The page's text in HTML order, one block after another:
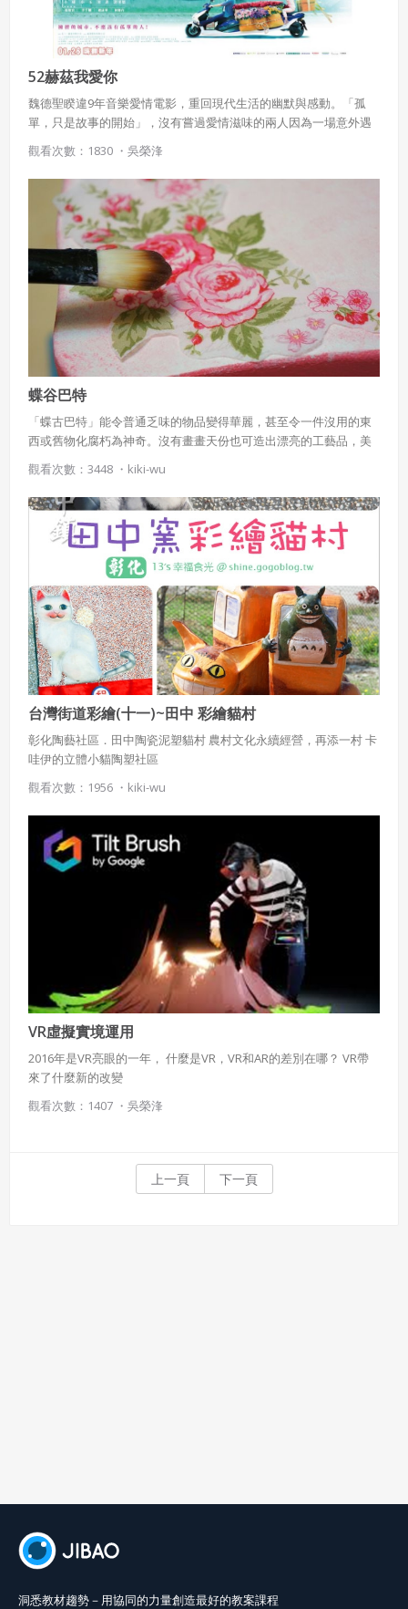
52赫茲我愛你
魏德聖睽違9年音樂愛情電影，重回現代生活的幽默與感動。「孤
單，只是故事的開始」，沒有嘗過愛情滋味的兩人因為一場意外遇
上了，這對攜手相伴十年的情侶，他們的愛情旋律卻似乎隨柴米油
鹽而逐漸消逝。
觀看次數：1830 ・ 吳榮浲
蝶谷巴特
「蝶古巴特」能令普通乏味的物品變得華麗，甚至令一件沒用的東
西或舊物化腐朽為神奇。沒有畫畫天份也可造出漂亮的工藝品，美
觀和實用集於一身，因此深受大眾歡迎。
觀看次數：3448 ・ kiki-wu
台灣街道彩繪(十一)~田中 彩繪貓村
彰化陶藝社區．田中陶瓷泥塑貓村 農村文化永續經營，再添一村 卡
哇伊的立體小貓陶塑社區
觀看次數：1956 ・ kiki-wu
VR虛擬實境運用
2016年是VR亮眼的一年， 什麼是VR，VR和AR的差別在哪？ VR帶
來了什麼新的改變
觀看次數：1407 ・ 吳榮浲
上一頁 下一頁
洞悉教材趨勢－用協同的力量創造最好的教案課程